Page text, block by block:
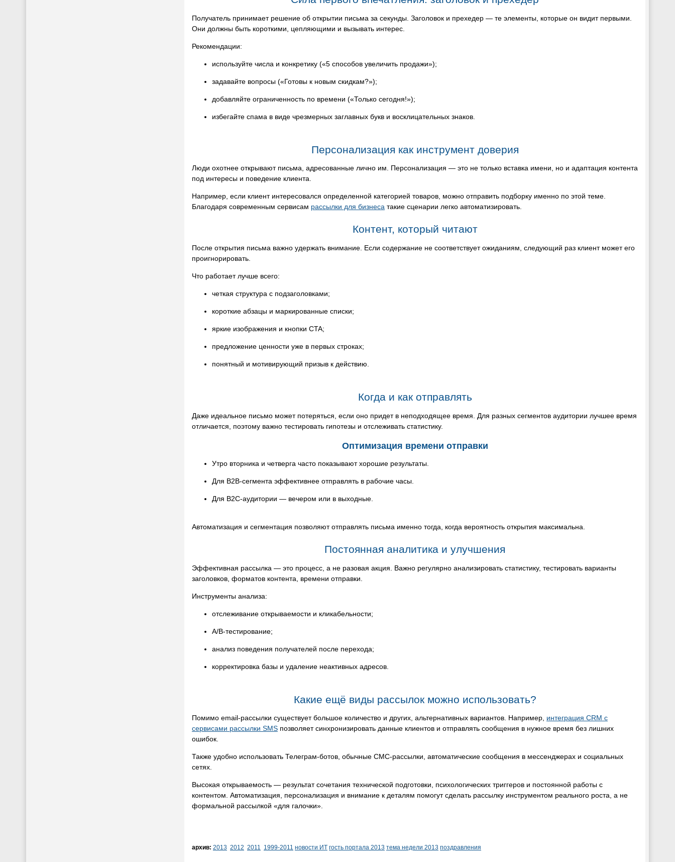
Получатель принимает решение об открытии письма за секунды. Заголовок и прехедер — те элементы, которые он видит первыми.
Они должны быть короткими, цепляющими и вызывать интерес.
Рекомендации:
используйте числа и конкретику («5 способов увеличить продажи»);
задавайте вопросы («Готовы к новым скидкам?»);
добавляйте ограниченность по времени («Только сегодня!»);
избегайте спама в виде чрезмерных заглавных букв и восклицательных знаков.
Персонализация как инструмент доверия
Люди охотнее открывают письма, адресованные лично им. Персонализация — это не только вставка имени, но и адаптация контента
под интересы и поведение клиента.
Например, если клиент интересовался определенной категорией товаров, можно отправить подборку именно по этой теме.
Благодаря современным сервисам рассылки для бизнеса такие сценарии легко автоматизировать.
Контент, который читают
После открытия письма важно удержать внимание. Если содержание не соответствует ожиданиям, следующий раз клиент может его
проигнорировать.
Что работает лучше всего:
четкая структура с подзаголовками;
короткие абзацы и маркированные списки;
яркие изображения и кнопки CTA;
предложение ценности уже в первых строках;
понятный и мотивирующий призыв к действию.
Когда и как отправлять
Даже идеальное письмо может потеряться, если оно придет в неподходящее время. Для разных сегментов аудитории лучшее время
отличается, поэтому важно тестировать гипотезы и отслеживать статистику.
Оптимизация времени отправки
Утро вторника и четверга часто показывают хорошие результаты.
Для B2B-сегмента эффективнее отправлять в рабочие часы.
Для B2C-аудитории — вечером или в выходные.
Автоматизация и сегментация позволяют отправлять письма именно тогда, когда вероятность открытия максимальна.
Постоянная аналитика и улучшения
Эффективная рассылка — это процесс, а не разовая акция. Важно регулярно анализировать статистику, тестировать варианты
заголовков, форматов контента, времени отправки.
Инструменты анализа:
отслеживание открываемости и кликабельности;
A/B-тестирование;
анализ поведения получателей после перехода;
корректировка базы и удаление неактивных адресов.
Какие ещё виды рассылок можно использовать?
Помимо email-рассылки существует большое количество и других, альтернативных вариантов. Например, интеграция CRM с
сервисами рассылки SMS позволяет синхронизировать данные клиентов и отправлять сообщения в нужное время без лишних
ошибок.
Также удобно использовать Телеграм-ботов, обычные СМС-рассылки, автоматические сообщения в мессенджерах и социальных
сетях.
Высокая открываемость — результат сочетания технической подготовки, психологических триггеров и постоянной работы с
контентом. Автоматизация, персонализация и внимание к деталям помогут сделать рассылку инструментом реального роста, а не
формальной рассылкой «для галочки».
архив: 2013 2012 2011 1999-2011 новости ИТ гость портала 2013 тема недели 2013 поздравления